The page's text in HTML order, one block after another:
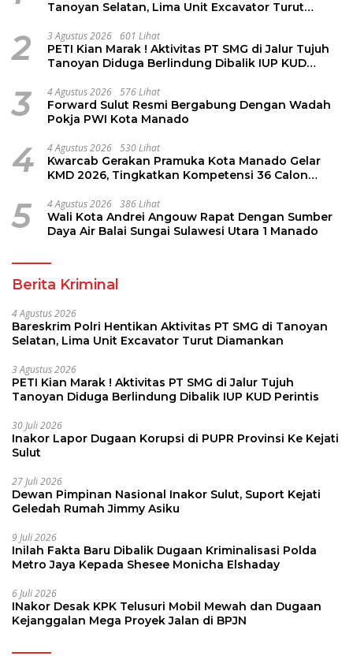
Tanoyan Selatan, Lima Unit Excavator Turut
2 3 Agustus 2026 601 Lihat
PETI Kian Marak ! Aktivitas PT SMG di Jalur Tujuh
Tanoyan Diduga Berlindung Dibalik IUP KUD
3 4 Agustus 2026 576 Lihat
Forward Sulut Resmi Bergabung Dengan Wadah
Pokja PWI Kota Manado
4 4 Agustus 2026 530 Lihat
Kwarcab Gerakan Pramuka Kota Manado Gelar
KMD 2026, Tingkatkan Kompetensi 36 Calon
5 4 Agustus 2026 386 Lihat
Wali Kota Andrei Angouw Rapat Dengan Sumber
Daya Air Balai Sungai Sulawesi Utara 1 Manado
Berita Kriminal
4 Agustus 2026
Bareskrim Polri Hentikan Aktivitas PT SMG di Tanoyan
Selatan, Lima Unit Excavator Turut Diamankan
3 Agustus 2026
PETI Kian Marak ! Aktivitas PT SMG di Jalur Tujuh
Tanoyan Diduga Berlindung Dibalik IUP KUD Perintis
30 Juli 2026
Inakor Lapor Dugaan Korupsi di PUPR Provinsi Ke Kejati
Sulut
27 Juli 2026
Dewan Pimpinan Nasional Inakor Sulut, Suport Kejati
Geledah Rumah Jimmy Asiku
9 Juli 2026
Inilah Fakta Baru Dibalik Dugaan Kriminalisasi Polda
Metro Jaya Kepada Shesee Monicha Elshaday
6 Juli 2026
INakor Desak KPK Telusuri Mobil Mewah dan Dugaan
Kejanggalan Mega Proyek Jalan di BPJN